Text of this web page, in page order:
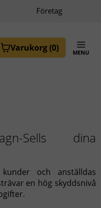
Företag
Varukorg(0) MENU
Sells dina
och anställdas
en hög skyddsnivå